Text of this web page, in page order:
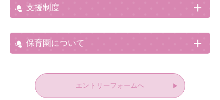
支援制度
保育園について
エントリーフォームへ